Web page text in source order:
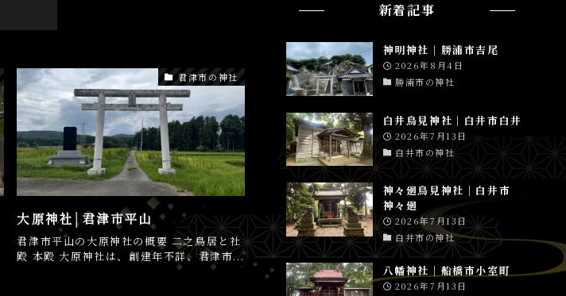
君津市の神社
大原神社│君津市平山
君津市平山の大原神社の概要 二之鳥居と社
殿 本殿 大原神社は、創建年不詳、君津市...
新着記事
神明神社│勝浦市吉尾
2026年8月4日
勝浦市の神社
白井鳥見神社│白井市白井
2026年7月13日
白井市の神社
神々廻鳥見神社│白井市
神々廻
2026年7月13日
白井市の神社
八幡神社│船橋市小室町
2026年7月13日